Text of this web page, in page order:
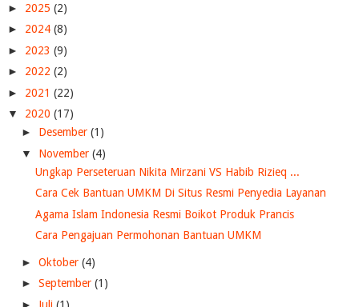
► 2025 (2)
► 2024 (8)
► 2023 (9)
► 2022 (2)
► 2021 (22)
▼ 2020 (17)
► Desember (1)
▼ November (4)
Ungkap Perseteruan Nikita Mirzani VS Habib Rizieq ...
Cara Cek Bantuan UMKM Di Situs Resmi Penyedia Layanan
Agama Islam Indonesia Resmi Boikot Produk Prancis
Cara Pengajuan Permohonan Bantuan UMKM
► Oktober (4)
► September (1)
► Juli (1)